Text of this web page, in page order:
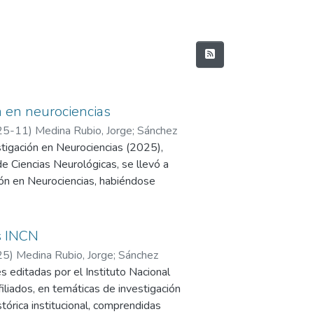
neurociencias
11) Medina Rubio, Jorge; Sánchez
en Neurociencias (2025),
Ciencias Neurológicas, se llevó a
en Neurociencias, habiéndose
revascularización,
enfermedad
de Schilder, epilepsia, traumatismo
aneurisma, Parkinson; cuyos
) Medina Rubio, Jorge;Sánchez
editadas por el Instituto Nacional
en temáticas de investigación
institucional, comprendidas